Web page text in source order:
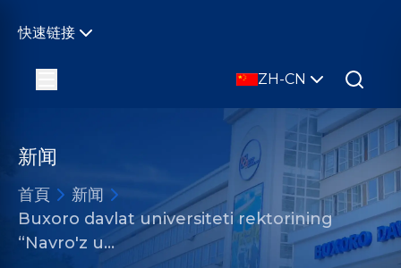
快速链接
ZH-CN
新闻
首頁
新闻
Buxoro davlat universiteti rektorining
“Navro'z u…